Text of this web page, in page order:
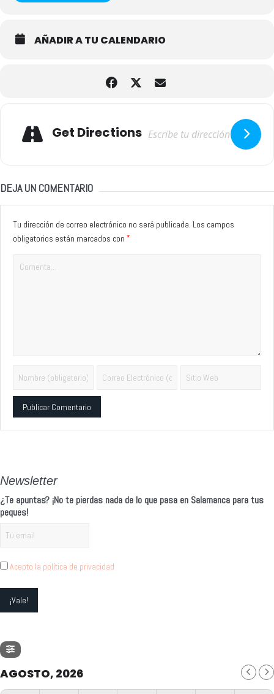
AÑADIR A TU CALENDARIO
Get Directions
DEJA UN COMENTARIO
Tu dirección de correo electrónico no será publicada. Los campos
obligatorios están marcados con *
Newsletter
¿Te apuntas? ¡No te pierdas nada de lo que pasa en Salamanca para tus
peques!
Acepto la política de privacidad
AGOSTO, 2026